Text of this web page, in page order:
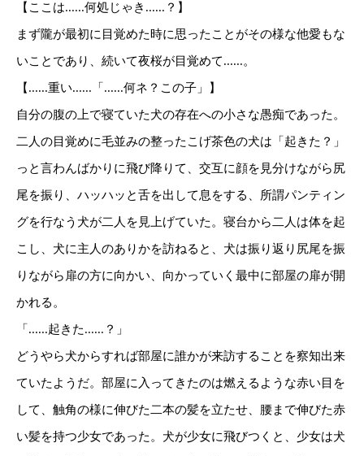
【ここは......何処じゃき......？】
まず隴が最初に目覚めた時に思ったことがその様な他愛もな
いことであり、続いて夜桜が目覚めて......。
【......重い......「......何ネ？この子」】
自分の腹の上で寝ていた犬の存在への小さな愚痴であった。
二人の目覚めに毛並みの整ったこげ茶色の犬は「起きた？」
っと言わんばかりに飛び降りて、交互に顔を見分けながら尻
尾を振り、ハッハッと舌を出して息をする、所謂パンティン
グを行なう犬が二人を見上げていた。寝台から二人は体を起
こし、犬に主人のありかを訪ねると、犬は振り返り尻尾を振
りながら扉の方に向かい、向かっていく最中に部屋の扉が開
かれる。
「......起きた......？」
どうやら犬からすれば部屋に誰かが来訪することを察知出来
ていたようだ。部屋に入ってきたのは燃えるような赤い目を
して、触角の様に伸びた二本の髪を立たせ、腰まで伸びた赤
い髪を持つ少女であった。犬が少女に飛びつくと、少女は犬